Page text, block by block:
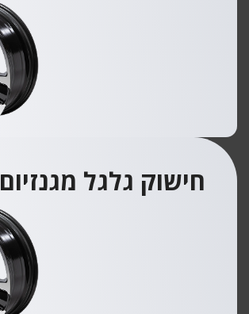
חישוק גלגל מגנזיום